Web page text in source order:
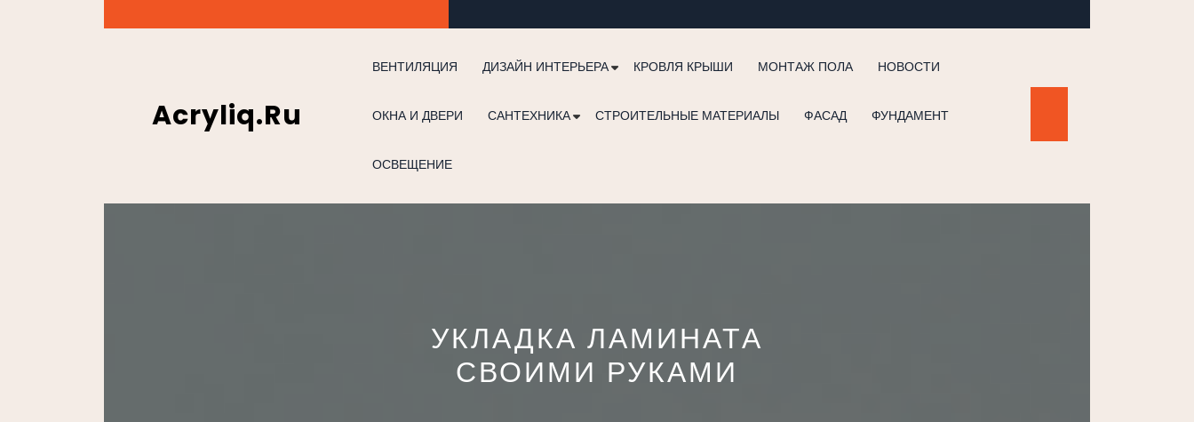
к
Acryliq.ru
ВЕНТИЛЯЦИЯ ДИЗАЙН ИНТЕРЬЕРА КРОВЛЯ КРЫШИ МОНТАЖ ПОЛА НОВОСТИ
ОКНА И ДВЕРИ САНТЕХНИКА СТРОИТЕЛЬНЫЕ МАТЕРИАЛЫ ФАСАД ФУНДАМЕНТ
ОСВЕЩЕНИЕ
УКЛАДКА ЛАМИНАТА
СВОИМИ РУКАМИ